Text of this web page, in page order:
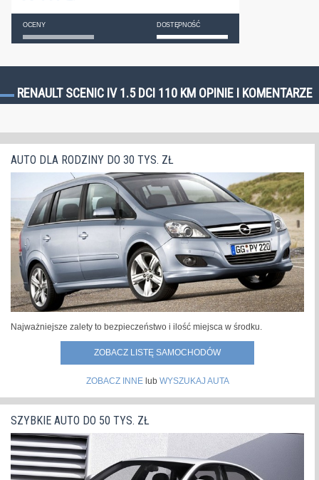
OCENY DOSTĘPNOŚĆ
RENAULT SCENIC IV 1.5 DCI 110 KM OPINIE I KOMENTARZE
AUTO DLA RODZINY DO 30 TYS. ZŁ
Najważniejsze zalety to bezpieczeństwo i ilość miejsca w środku.
ZOBACZ LISTĘ SAMOCHODÓW
ZOBACZ INNElub WYSZUKAJ AUTA
SZYBKIE AUTO DO 50 TYS. ZŁ